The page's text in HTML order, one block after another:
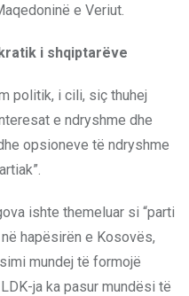
e Veriut.
i shqiptarëve
politik, i cili, siç thuhej
e ndryshme dhe
opsioneve të ndryshme
ishte themeluar si “parti
hapësirën e Kosovës,
mundej të formojë
ja ka pasur mundësi të